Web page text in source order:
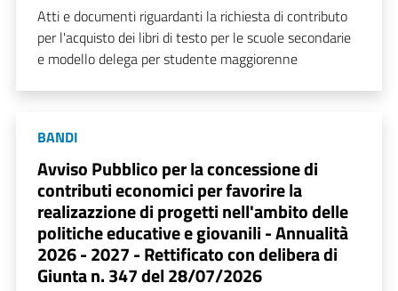
Atti e documenti riguardanti la richiesta di contributo
per l'acquisto dei libri di testo per le scuole secondarie
e modello delega per studente maggiorenne
BANDI
Avviso Pubblico per la concessione di
contributi economici per favorire la
realizazzione di progetti nell'ambito delle
politiche educative e giovanili - Annualità
2026 - 2027 - Rettificato con delibera di
Giunta n. 347 del 28/07/2026